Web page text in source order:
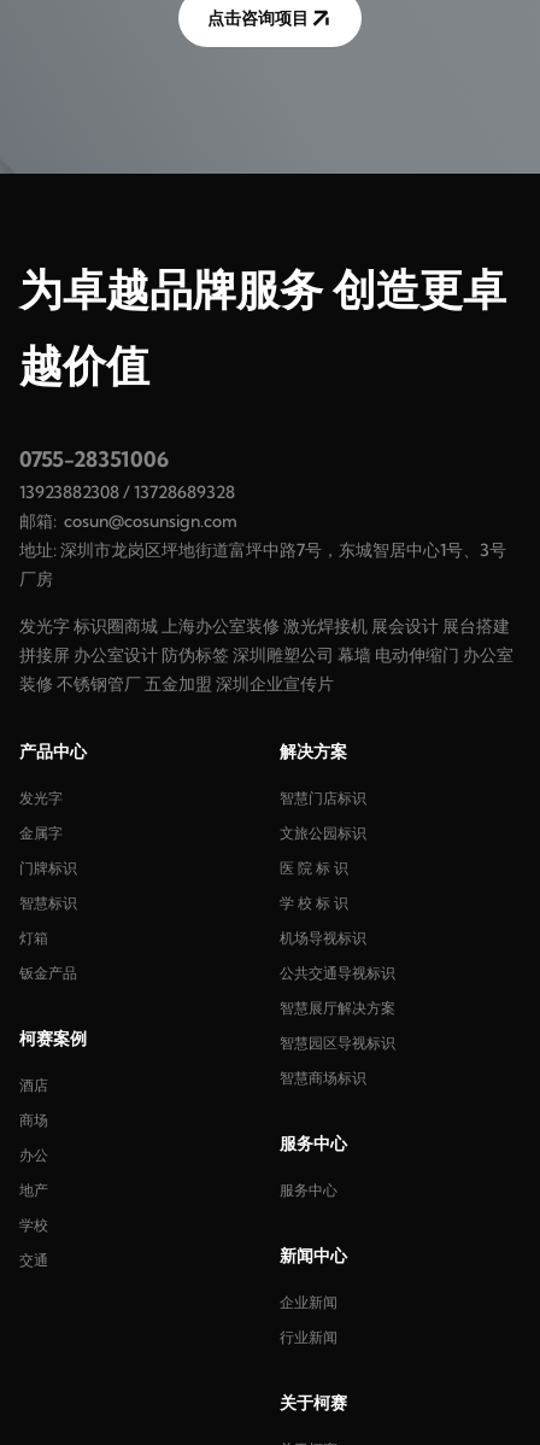
点击咨询项目
为卓越品牌服务 创造更卓
越价值
0755-28351006
13923882308/13728689328
邮箱: cosun@cosunsign.com
地址: 深圳市龙岗区坪地街道富坪中路7号，东城智居中心1号、3号
厂房
发光字标识圈商城上海办公室装修 激光焊接机 展会设计 展台搭建
拼接屏 办公室设计 防伪标签 深圳雕塑公司 幕墙 电动伸缩门 办公室
装修 不锈钢管厂 五金加盟 深圳企业宣传片
产品中心
发光字
金属字
门牌标识
智慧标识
灯箱
钣金产品
柯赛案例
酒店
商场
办公
地产
学校
交通
解决方案
智慧门店标识
文旅公园标识
医 院 标 识
学 校 标 识
机场导视标识
公共交通导视标识
智慧展厅解决方案
智慧园区导视标识
智慧商场标识
服务中心
服务中心
新闻中心
企业新闻
行业新闻
关于柯赛